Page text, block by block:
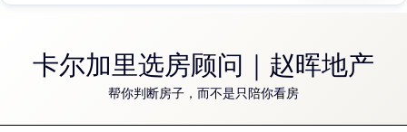
content卡尔加里选房顾问｜赵晖地产
帮你判断房子，而不是只陪你看房